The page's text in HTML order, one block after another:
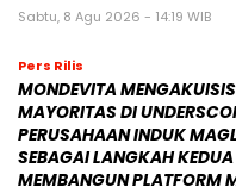
Sabtu, 8 Agu 2026 - 14:19 WIB
Pers Rilis
MONDEVITA
MAYORITAS DI
PERUSAHAAN INDUK
SEBAGAI LANGKAH
MEMBANGUN PLATFORM